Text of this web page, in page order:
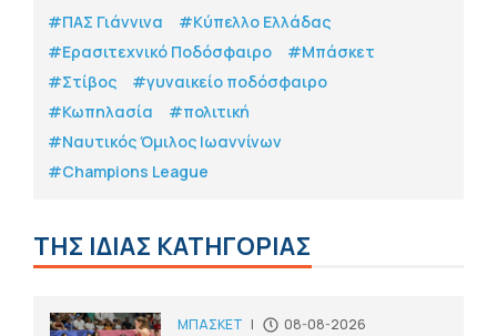
#ΠΑΣ Γιάννινα
#Κύπελλο Ελλάδας
#Eρασιτεχνικό Ποδόσφαιρο
#Μπάσκετ
#Στίβος
#γυναικείο ποδόσφαιρο
#Κωπηλασία
#πολιτική
#Ναυτικός Όμιλος Ιωαννίνων
#Champions League
ΤΗΣ ΙΔΙΑΣ ΚΑΤΗΓΟΡΙΑΣ
ΜΠΑΣΚΕΤ | 08-08-2026